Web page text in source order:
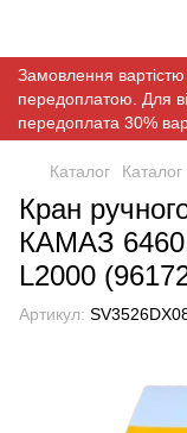
Замовлення
передоплатою. Для
передоплата 30%
Каталог
Кран
КАМАЗ
L2000
Артикул: